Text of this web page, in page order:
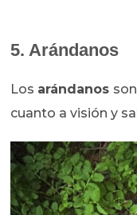
5. Arándanos
Los arándanos
cuanto a visión y